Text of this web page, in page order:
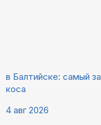
в Балтийске: самый
коса
4 авг 2026